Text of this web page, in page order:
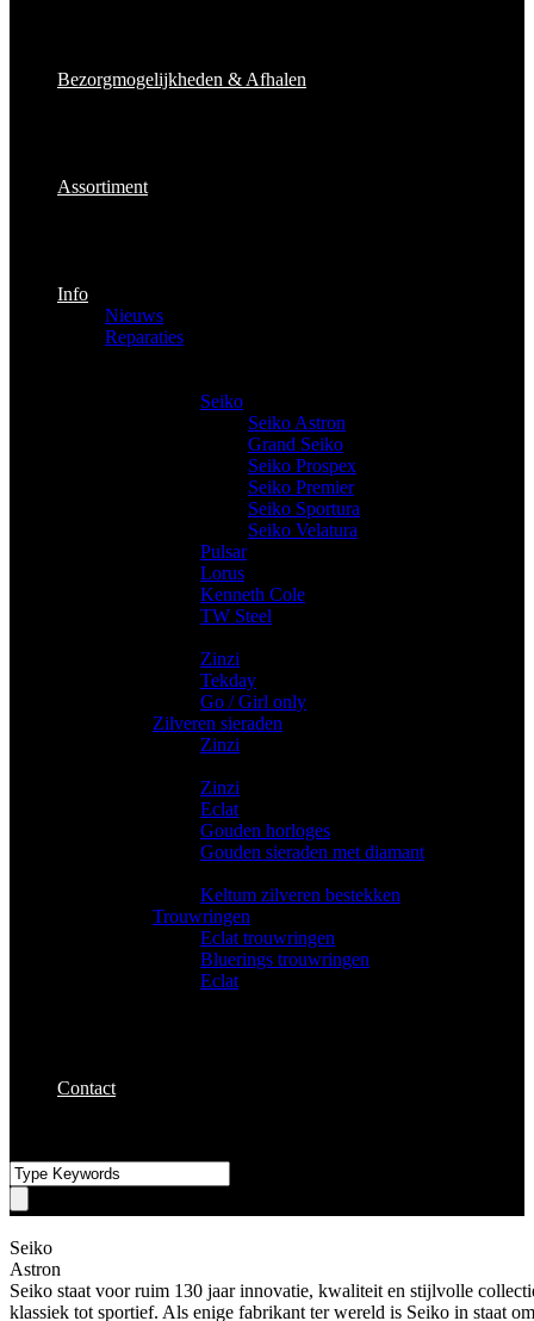
Bezorgmogelijkheden & Afhalen
Assortiment
Info
Nieuws
Reparaties
Seiko
Seiko Astron
Grand Seiko
Seiko Prospex
Seiko Premier
Seiko Sportura
Seiko Velatura
Pulsar
Lorus
Kenneth Cole
TW Steel
Zinzi
Tekday
Go / Girl only
Zilveren sieraden
Zinzi
Zinzi
Eclat
Gouden horloges
Gouden sieraden met diamant
Keltum zilveren bestekken
Trouwringen
Eclat trouwringen
Bluerings trouwringen
Eclat
Contact
Seiko
Astron
Seiko staat voor ruim 130 jaar innovatie, kwaliteit en stijlvolle
klassiek tot sportief. Als enige fabrikant ter wereld is Seiko in staat om